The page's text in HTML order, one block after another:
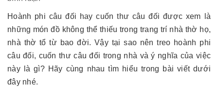
Hoành phi câu đối hay cuốn thư câu đối được xem là
những món đồ không thể thiếu trong trang trí nhà thờ họ,
nhà thờ tổ từ bao đời. Vậy tại sao nên treo hoành phi
câu đối, cuốn thư câu đối trong nhà và ý nghĩa của việc
này là gì? Hãy cùng nhau tìm hiểu trong bài viết dưới
đây nhé.